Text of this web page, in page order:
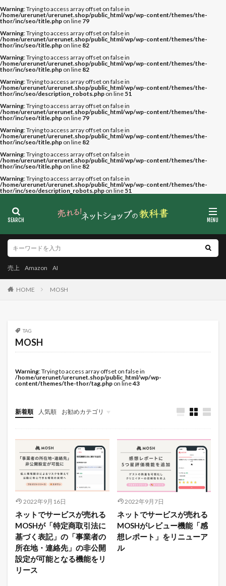
Warning: Trying to access array offset on false in
/home/urerunet/urerunet.shop/public_html/wp/wp-content/themes/the-
thor/inc/seo/title.php on line 79
Warning: Trying to access array offset on false in
/home/urerunet/urerunet.shop/public_html/wp/wp-content/themes/the-
thor/inc/seo/title.php on line 82
Warning: Trying to access array offset on false in
/home/urerunet/urerunet.shop/public_html/wp/wp-content/themes/the-
thor/inc/seo/title.php on line 82
Warning: Trying to access array offset on false in
/home/urerunet/urerunet.shop/public_html/wp/wp-content/themes/the-
thor/inc/seo/description_robots.php on line 51
Warning: Trying to access array offset on false in
/home/urerunet/urerunet.shop/public_html/wp/wp-content/themes/the-
thor/inc/seo/title.php on line 79
Warning: Trying to access array offset on false in
/home/urerunet/urerunet.shop/public_html/wp/wp-content/themes/the-
thor/inc/seo/title.php on line 82
Warning: Trying to access array offset on false in
/home/urerunet/urerunet.shop/public_html/wp/wp-content/themes/the-
thor/inc/seo/title.php on line 82
Warning: Trying to access array offset on false in
/home/urerunet/urerunet.shop/public_html/wp/wp-content/themes/the-
thor/inc/seo/description_robots.php on line 51
売上 Amazon AI
HOME MOSH
TAG
MOSH
Warning: Trying to access array offset on false in
/home/urerunet/urerunet.shop/public_html/wp/wp-
content/themes/the-thor/tag.php on line43
新着順 人気順 お勧めカテゴリ
未分類
2022年9月16日
ネットでサービスが売れる
MOSHが「特定商取引法に
基づく表記」の「事業者の
所在地・連絡先」の非公開
設定が可能となる機能をリ
リース
2022年9月7日
ネットでサービスが売れる
MOSHがレビュー機能「感
想レポート」をリニューア
ル